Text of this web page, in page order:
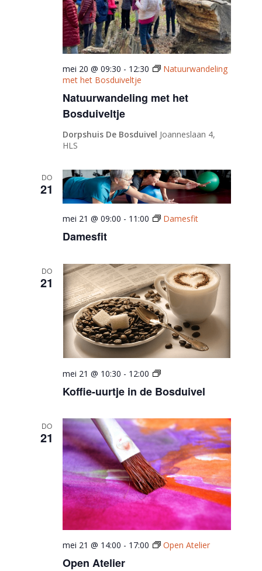
Natuurwandeling met het
Bosduiveltje
mei 20 @ 09:30 - 12:30
Natuurwandeling
met het Bosduiveltje
Dorpshuis De Bosduivel Joanneslaan 4,
HLS
DO
21
Damesfit
mei 21 @ 09:00 - 11:00 Damesfit
DO
21
Koffie-uurtje in de Bosduivel
mei 21 @ 10:30 - 12:00
Koffie-
in
Bosduivel
DO
21
Open Atelier
mei 21 @ 14:00 - 17:00 Open Atelier